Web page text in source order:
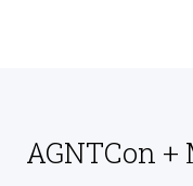
AGNTCon +